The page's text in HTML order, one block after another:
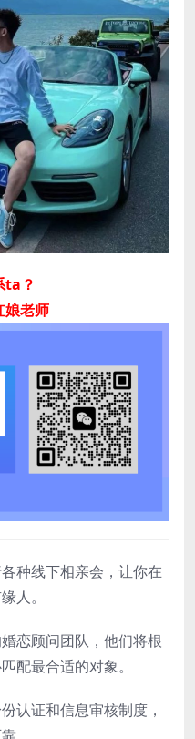
ta？
娘老师
种线下相亲会，让你在
人。
恋顾问团队，他们将根
配最合适的对象。
认证和信息审核制度，